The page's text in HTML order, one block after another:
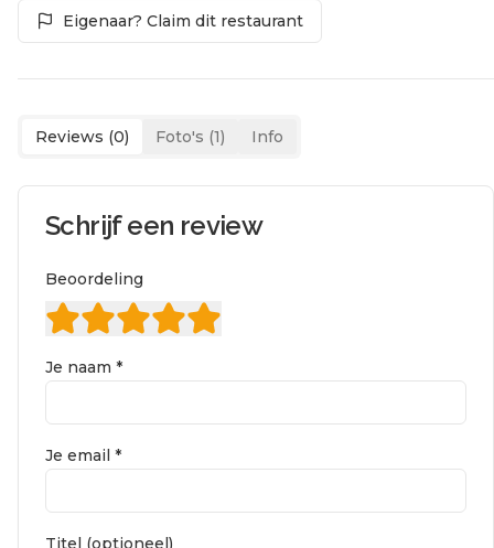
Eigenaar? Claim dit restaurant
Reviews (0) Foto's (1) Info
Schrijf een review
Beoordeling
Je naam *
Je email *
Titel (optioneel)